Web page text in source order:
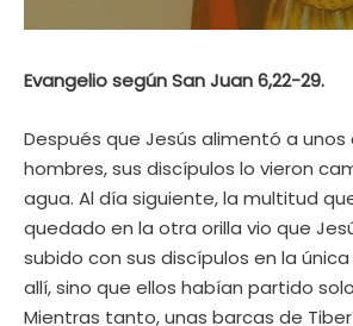
Evangelio según San Juan 6,22-29.
Después que Jesús alimentó a unos
hombres, sus discípulos lo vieron
agua. Al día siguiente, la multitud
quedado en la otra orilla vio que
subido con sus discípulos en la
allí, sino que ellos habían partido
Mientras tanto, unas barcas de